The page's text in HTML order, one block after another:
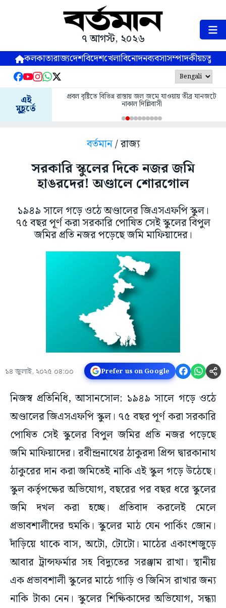
৭ আগস্ট, ২০২৬
কলকাতারাজ্যদেশবিদেশখেলাবিনোদনব্যবসাসম্পাদকীয়
এই
মুহূর্তে
প্রবল বৃষ্টিতে বিভিন্ন রাস্তায় জল জমে যাওয়ায় তীব্র যানজটে
নাকাল দিল্লিবাসী
বর্তমান/ রাজ্য
সরকারি স্কুলের দিকে নজর জমি
হাঙরদের! অণ্ডালে শোরগোল
১৯৪৯ সালে গড়ে ওঠে অণ্ডালের জিএসএফপি স্কুল।
৭৫ বছর পূর্ণ করা সরকারি পোষিত সেই স্কুলের বিপুল
জমির প্রতি নজর পড়েছে জমি মাফিয়াদের।
১৪ জুলাই, ২০২৫ ০৪:০০ Prefer us on Google
নিজস্ব প্রতিনিধি, আসানসোল: ১৯৪৯ সালে গড়ে ওঠে
অণ্ডালের জিএসএফপি স্কুল। ৭৫ বছর পূর্ণ করা সরকারি
পোষিত সেই স্কুলের বিপুল জমির প্রতি নজর পড়েছে
জমি মাফিয়াদের। রবীন্দ্রনাথের ঠাকুরদা প্রিন্স দ্বারকানাথ
ঠাকুরের দান করা জমিতেই নাকি এই স্কুল গড়ে উঠেছে।
স্কুল কর্তৃপক্ষের অভিযোগ, বছরের পর বছর ধরে স্কুলের
জমি দখল করা হচ্ছে। প্রতিবাদ করলেই মেলে
প্রভাবশালীদের হুমকি। স্কুলের মাঠ যেন পার্কিং জোন।
দাঁড়িয়ে থাকে বাস, অটো, টোটো। মাঠের একাংশজুড়ে
আবার ট্রান্সফর্মার সহ বিদ্যুতের সরঞ্জাম রাখা। স্থানীয়
এক প্রভাবশালী স্কুলের মাঠে গাড়ি ও জিনিস রাখার জন্য
নাকি টাকা নেন। স্কুলের শিক্ষিকাদের অভিযোগ, সন্ধ্যা